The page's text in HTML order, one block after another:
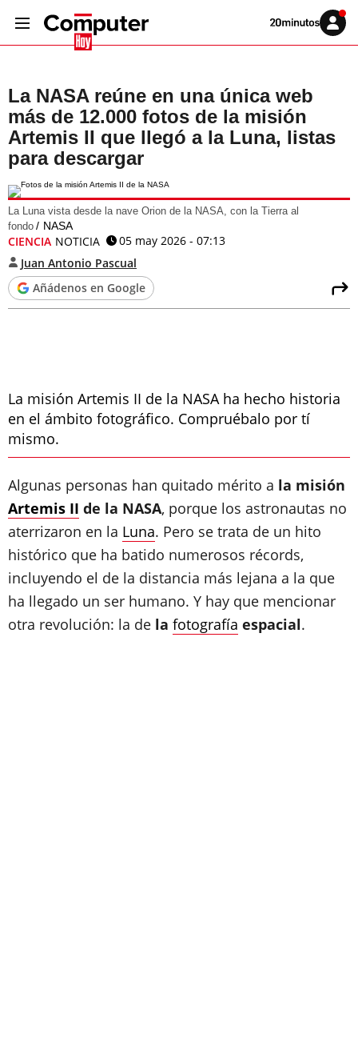
Volver
Iniciar
sesión
La NASA reúne en una única web
más de 12.000 fotos de la misión
Artemis II que llegó a la Luna, listas
para descargar
La Luna vista desde la nave Orion de la NASA, con la Tierra al
fondo
NASA
CIENCIA NOTICIA
05 may 2026 - 07:13
Juan Antonio Pascual
Añádenos en Google
La misión Artemis II de la NASA ha hecho historia
en el ámbito fotográfico. Compruébalo por tí
mismo.
Algunas personas han quitado mérito a la misión
Artemis II de la NASA, porque los astronautas no
aterrizaron en la Luna. Pero se trata de un hito
histórico que ha batido numerosos récords,
incluyendo el de la distancia más lejana a la que
ha llegado un ser humano. Y hay que mencionar
otra revolución: la de la fotografía espacial.